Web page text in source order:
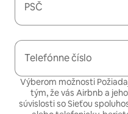
PSČ
Telefónne číslo
Výberom možnosti
tým, že vás Airbnb a
súvislosti so Sieťou